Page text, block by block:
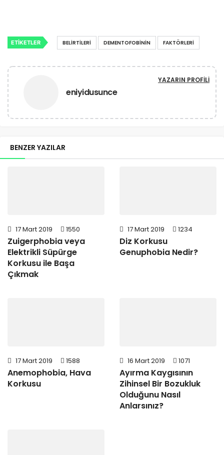
ETIKETLER BELIRTILERI DEMENTOFOBININ FAKTÖRLERI
eniyidusunce
YAZARIN PROFILI
BENZER YAZILAR
17 Mart 2019 1550
Zuigerphobia veya
Elektrikli Süpürge
Korkusu ile Başa
Çıkmak
17 Mart 2019 1234
Diz Korkusu
Genuphobia Nedir?
17 Mart 2019 1588
Anemophobia, Hava
Korkusu
16 Mart 2019 1071
Ayırma Kaygısının
Zihinsel Bir Bozukluk
Olduğunu Nasıl
Anlarsınız?